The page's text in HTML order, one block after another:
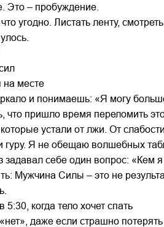
Это – пробуждение.
угодно. Листать ленту,
месте
и понимаешь: «Я могу
что пришло время переломить
устали от лжи. От
гуру. Я не обещаю волшебных
себе один вопрос: «Кем я
Мужчина Силы – это не
5:30, когда тело хочет спать
даже если страшно потерять